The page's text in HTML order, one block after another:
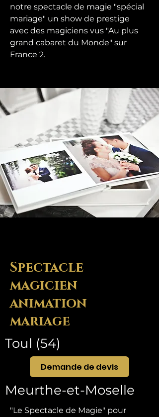
notre spectacle de magie "spécial
mariage" un show de prestige
avec des magiciens vus "Au plus
grand cabaret du Monde" sur
France 2.
Spectacle
magicien
animation
mariage
Toul (54)
Demande de devis
Meurthe-et-Moselle
"Le Spectacle de Magie" pour